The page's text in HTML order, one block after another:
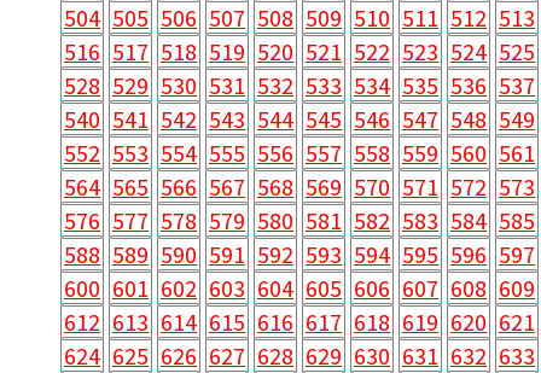
504 505 506 507 508 509 510 511 512 513
516 517 518 519 520 521 522 523 524 525
528 529 530 531 532 533 534 535 536 537
540 541 542 543 544 545 546 547 548 549
552 553 554 555 556 557 558 559 560 561
564 565 566 567 568 569 570 571 572 573
576 577 578 579 580 581 582 583 584 585
588 589 590 591 592 593 594 595 596 597
600 601 602 603 604 605 606 607 608 609
612 613 614 615 616 617 618 619 620 621
624 625 626 627 628 629 630 631 632 633